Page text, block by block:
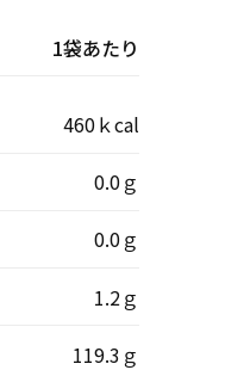
1袋あたり
460ｋcal
0.0ｇ
0.0ｇ
1.2ｇ
119.3ｇ